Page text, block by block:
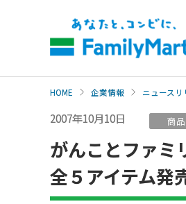
HOME 企業情報 ニュースリ
2007年10月10日 商品
がんことファミ
全５アイテム発